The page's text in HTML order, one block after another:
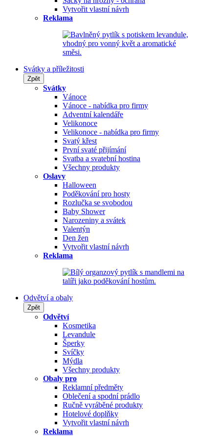
Vytvořit vlastní návrh
Reklama
Svátky a příležitosti
Zpět
Svátky
Vánoce
Vánoce - nabídka pro firmy
Adventní kalendáře
Velikonoce
Velikonoce - nabídka pro firmy
Svatý křest
První svaté přijímání
Svatba a svatební hostina
Všechny produkty
Oslavy
Halloween
Poděkování pro hosty
Rozlučka se svobodou
Baby Shower
Narozeniny a svátek
Valentýn
Den žen
Vytvořit vlastní návrh
Reklama
Odvětví a obaly
Zpět
Odvětví
Kosmetika
Levandule
Šperky
Svíčky
Mýdla
Všechny produkty
Obaly pro
Reklamní předměty
Oblečení a spodní prádlo
Ručně vyráběné produkty
Hotelové doplňky
Vytvořit vlastní návrh
Reklama